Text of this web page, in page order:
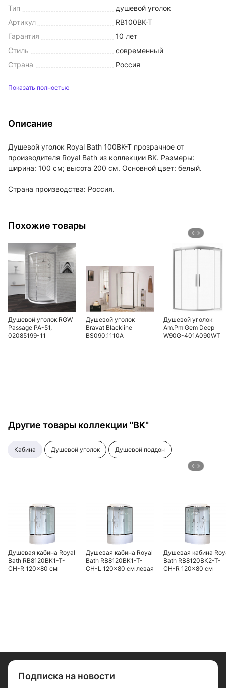
Тип
душевой уголок
Артикул
RB100BK-T
Гарантия
10 лет
Стиль
современный
Страна
Россия
Показать полностью
Описание
Душевой уголок Royal Bath 100BK-T прозрачное от
производителя Royal Bath из коллекции BK. Размеры:
ширина: 100 см; высота 200 см. Основной цвет: белый.
Страна производства: Россия.
Похожие товары
Душевой уголок RGW
Passage PA-51,
02085199-11
Душевой уголок
Bravat Blackline
BS090.1110A
Душевой уголок
Am.Pm Gem Deep
W90G-401A090WT
Другие товары коллекции "BK"
кабина душевой уголок душевой поддон
Душевая кабина Royal
Bath RB8120BK1-T-
CH-R 120x80 см
Душевая кабина Royal
Bath RB8120BK1-T-
CH-L 120x80 см левая
Душевая кабина
Bath RB8120BK2-T-
CH-R 120x80 см
Подписка на новости